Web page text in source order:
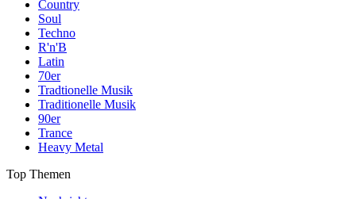
Country
Soul
Techno
R'n'B
Latin
70er
Tradtionelle Musik
Traditionelle Musik
90er
Trance
Heavy Metal
Top Themen